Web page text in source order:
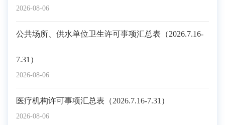
2026-08-06
2026-08-06
公共场所、供水单位卫生许可事项汇总表（2026.7.16-
7.31）
2026-08-06
医疗机构许可事项汇总表（2026.7.16-7.31）